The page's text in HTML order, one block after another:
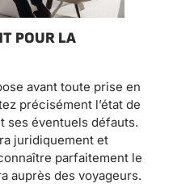
POUR LA
avant toute prise en
précisément l’état de
ses éventuels défauts.
juridiquement et
parfaitement le
auprès des voyageurs.